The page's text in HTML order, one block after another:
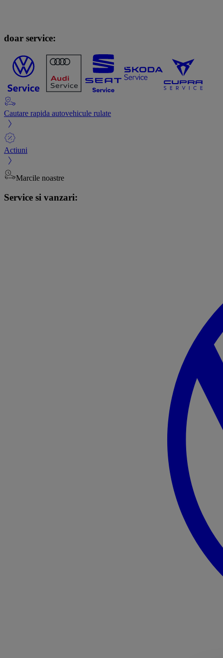
doar service:
Cautare rapida autovehicule rulate
Actiuni
Marcile noastre
Service si vanzari: